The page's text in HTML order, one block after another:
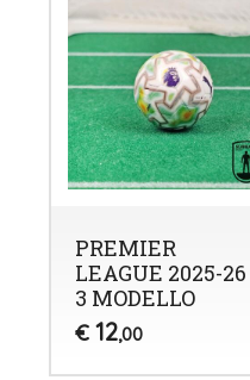
PREMIER
LEAGUE 2025-26
3 MODELLO
€ 12,00